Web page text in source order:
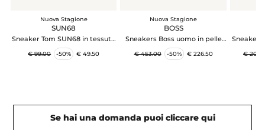
Nuova Stagione
SUN68
Sneaker Tom SUN68 in tessuto
e pelle azzurre
€ 99.00 -50% € 49.50
Nuova Stagione
BOSS
Sneakers Boss uomo in pelle
taupe
€ 453.00 -50% € 226.50 €
Se hai una domanda puoi cliccare qui